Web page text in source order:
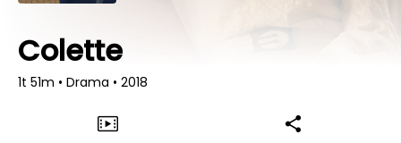
Colette
1t 51m • Drama • 2018